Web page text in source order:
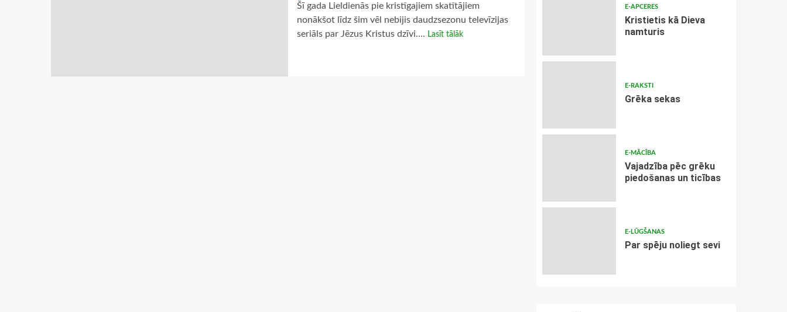
Šī gada Lieldienās pie kristīgajiem skatītājiem
nonākšot līdz šim vēl nebijis daudzsezonu televīzijas
seriāls par Jēzus Kristus dzīvi.... Lasīt tālāk
E-APCERES
Kristietis kā Dieva
namturis
E-RAKSTI
Grēka sekas
E-MĀCĪBA
Vajadzība pēc grēku
piedošanas un ticības
E-LŪGŠANAS
Par spēju noliegt sevi